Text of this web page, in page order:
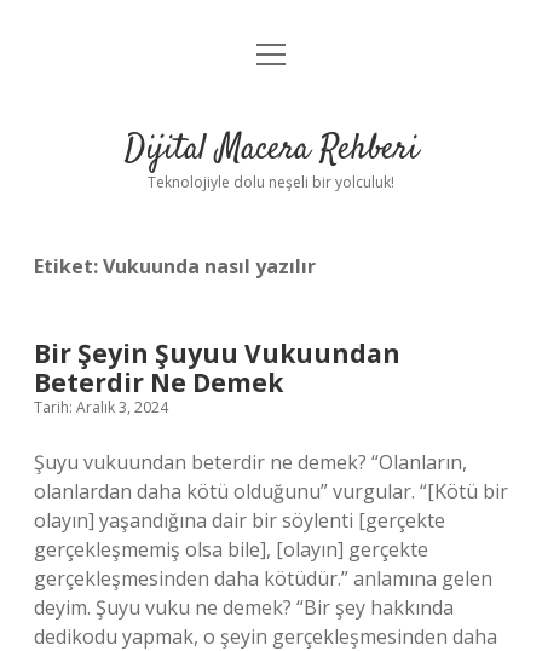
Anasayfa
Yasal Uyarı
menüyü
Dijital Macera Rehberi
Teknolojiyle dolu neşeli bir yolculuk!
Etiket:Vukuunda nasıl yazılır
Bir Şeyin Şuyuu Vukuundan
Beterdir Ne Demek
Tarih: Aralık 3, 2024
Şuyu vukuundan beterdir ne demek? “Olanların,
olanlardan daha kötü olduğunu” vurgular. “[Kötü bir
olayın] yaşandığına dair bir söylenti [gerçekte
gerçekleşmemiş olsa bile], [olayın] gerçekte
gerçekleşmesinden daha kötüdür.” anlamına gelen
deyim. Şuyu vuku ne demek? “Bir şey hakkında
dedikodu yapmak, o şeyin gerçekleşmesinden daha